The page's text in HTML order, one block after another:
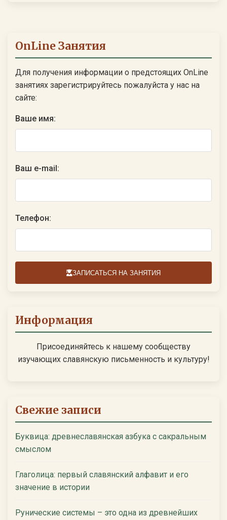
OnLine Занятия
Для получения информации о предстоящих OnLine
занятиях зарегистрируйтесь пожалуйста у нас на
сайте:
Ваше имя:
Ваш e-mail:
Телефон:
ЗАПИСАТЬСЯ НА ЗАНЯТИЯ
Информация
Присоединяйтесь к нашему сообществу
изучающих славянскую письменность и культуру!
Свежие записи
Буквица: древнеславянская азбука с сакральным
смыслом
Глаголица: первый славянский алфавит и его
значение в истории
Рунические системы – это одна из древнейших